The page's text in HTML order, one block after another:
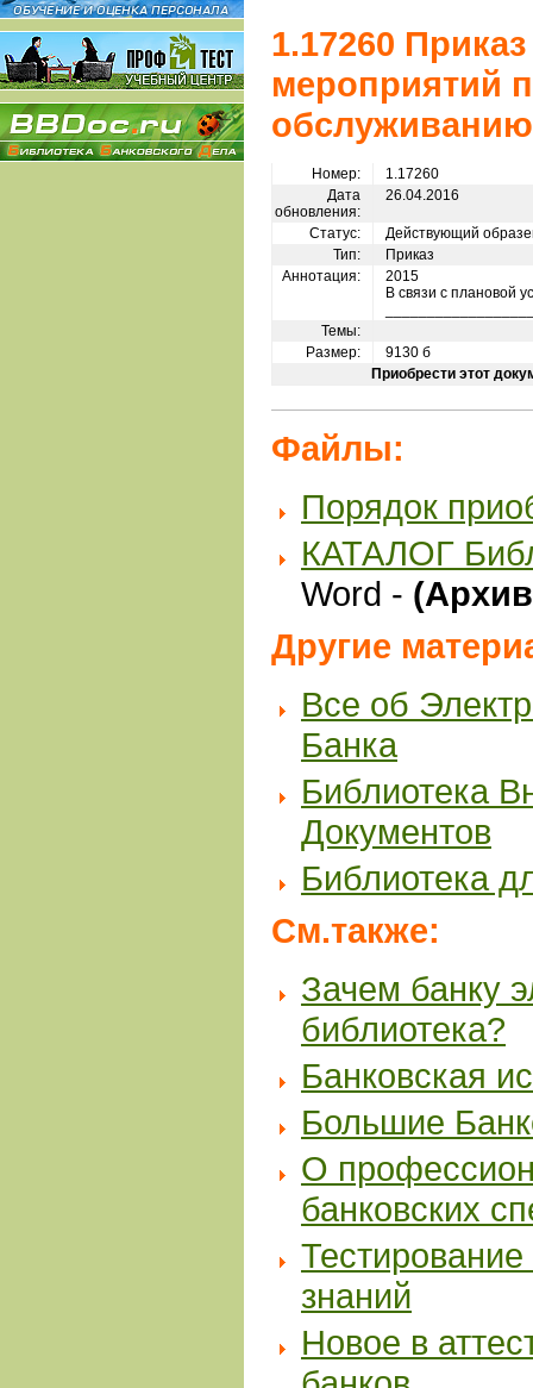
1.17260
мероприятий
Номер:
1.17260
Дата
обновления:
26.04.2016
Статус:
Действующий
Тип:
Приказ
Аннотация:
2015
В связи с плановой
Темы:
Размер:
9130 б
Приобрести этот
Файлы:
Порядок
КАТАЛОГ
Word -
Другие
Все об
Банка
Библиотека
Документов
Библиотека
См.также:
Зачем банку
библиотека?
Банковская
Большие
О
банковских
знаний
Новое в